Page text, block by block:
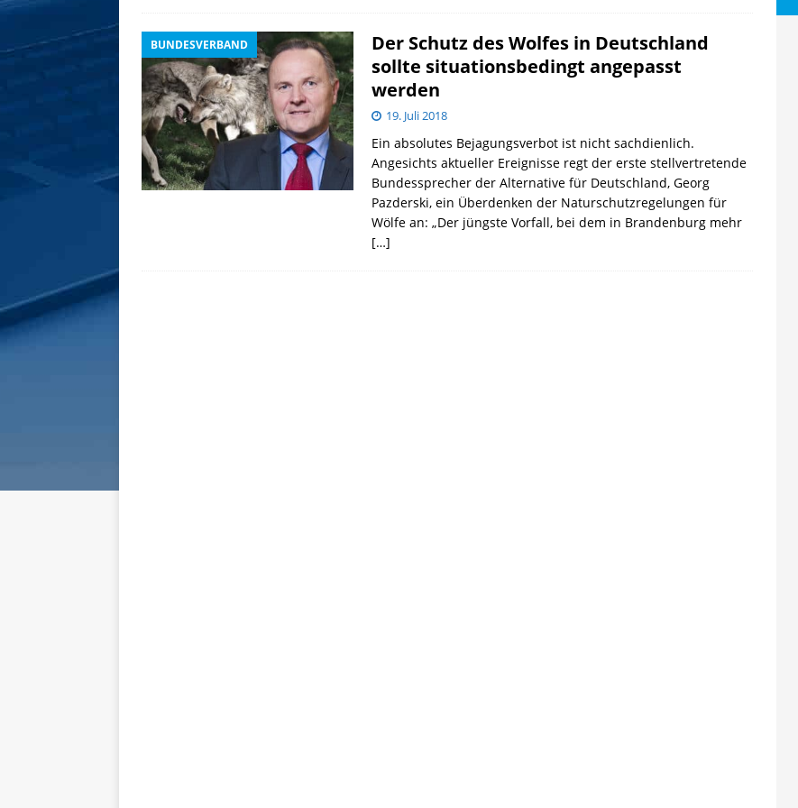
BUNDESVERBAND
Der Schutz des Wolfes in Deutschland
sollte situationsbedingt angepasst
werden
19. Juli 2018
Ein absolutes Bejagungsverbot ist nicht sachdienlich.
Angesichts aktueller Ereignisse regt der erste stellvertretende
Bundessprecher der Alternative für Deutschland, Georg
Pazderski, ein Überdenken der Naturschutzregelungen für
Wölfe an: „Der jüngste Vorfall, bei dem in Brandenburg mehr
[…]